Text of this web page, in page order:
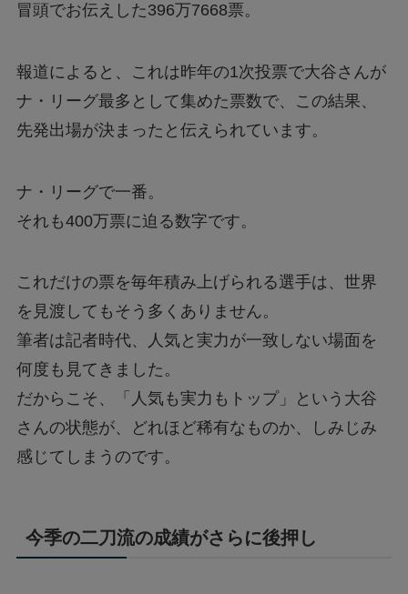
冒頭でお伝えした396万7668票。
報道によると、これは昨年の1次投票で大谷さんが
ナ・リーグ最多として集めた票数で、この結果、
先発出場が決まったと伝えられています。
ナ・リーグで一番。
それも400万票に迫る数字です。
これだけの票を毎年積み上げられる選手は、世界
を見渡してもそう多くありません。
筆者は記者時代、人気と実力が一致しない場面を
何度も見てきました。
だからこそ、「人気も実力もトップ」という大谷
さんの状態が、どれほど稀有なものか、しみじみ
感じてしまうのです。
今季の二刀流の成績がさらに後押し